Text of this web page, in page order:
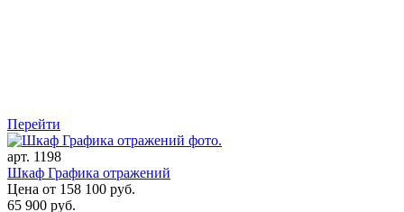
Перейти
арт. 1198
Шкаф Графика отражений
Цена от 158 100 руб.
65 900 руб.